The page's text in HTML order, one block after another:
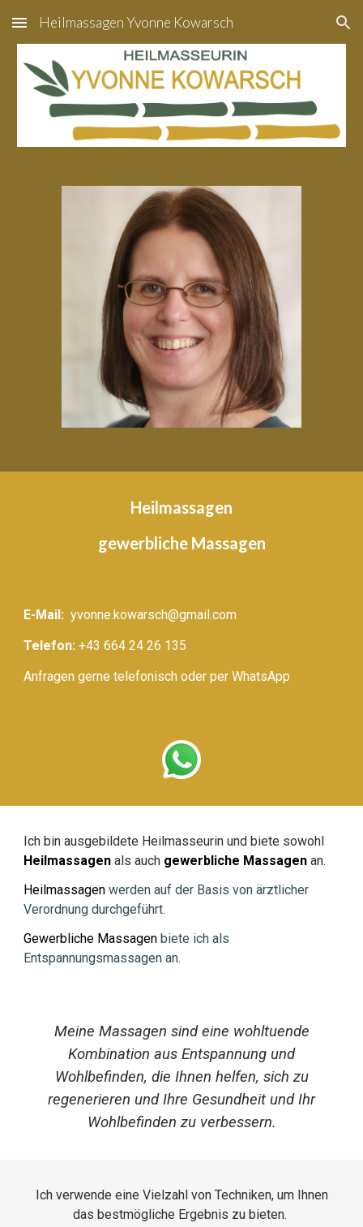
Skip to main content Skip to navigation
Heilmassagen Yvonne Kowarsch
Heilmassagen
gewerbliche Massagen
E-Mail: yvonne.kowarsch@gmail.com
Telefon: +43 664 24 26 135
Anfragen gernetelefonischoder perWhatsApp
Ich bin ausgebildete Heilmasseurin und biete sowohl
Heilmassagenals auch gewerbliche Massagen an.
Heilmassagenwerden auf der Basis von ärztlicher
Verordnung durchgeführt.
Gewerbliche Massagen biete ich als
Entspannungsmassagen an.
Meine Massagen sind eine wohltuende
Kombination aus Entspannung und
Wohlbefinden, die Ihnen helfen, sich zu
regenerieren und Ihre Gesundheit und Ihr
Wohlbefinden zu verbessern.
Ich verwende eine Vielzahl von Techniken, um Ihnen
das bestmögliche Ergebnis zu bieten.